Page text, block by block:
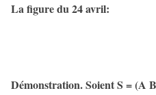
La figure du 24 avril:
Démonstration. Soient S = (A